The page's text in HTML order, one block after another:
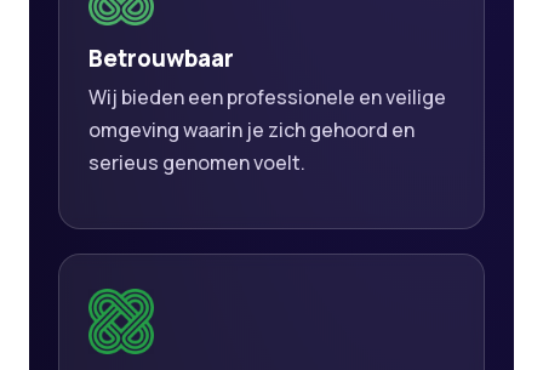
Betrouwbaar
Wij bieden een professionele en veilige
omgeving waarin je zich gehoord en
serieus genomen voelt.